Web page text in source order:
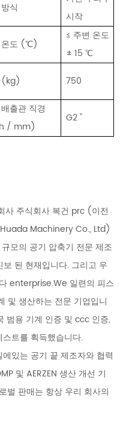
식
시작
온도 (℃)
≤ 주변 온도
± 15 ℃
(kg) 750
출관 직경
/ mm)
G2 ''
사 주식회사 복건 prc (이전
Machinery Co., Ltd)
모의 공기 압축기 전문 제조
된 현재입니다. 그리고 우
enterprise.We 일련의 피스
및 생산하는 전문 기업입니
범용 기계 인증 및 ccc 인증,
트를 획득했습니다.
있는 공기 끝 제조자와 협력
및 AERZEN 생산 개선 기
벌 판매는 항상 우리 회사의